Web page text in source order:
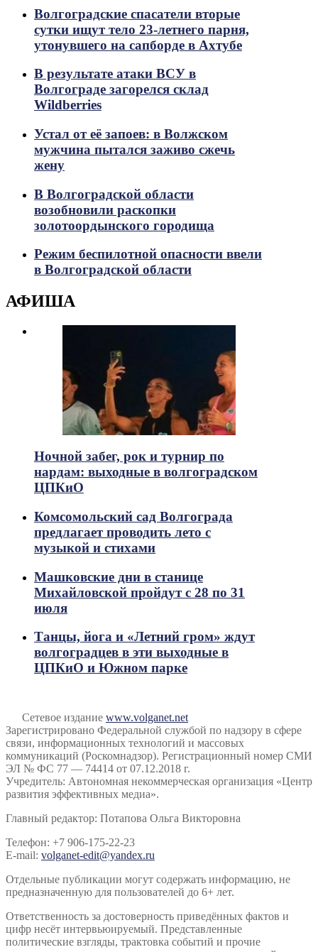
Волгоградские спасатели вторые
сутки ищут тело 23-летнего парня,
утонувшего на сапборде в Ахтубе
В результате атаки ВСУ в
Волгограде загорелся склад
Wildberries
Устал от её запоев: в Волжском
мужчина пытался заживо сжечь
жену
В Волгоградской области
возобновили раскопки
золотоордынского городища
Режим беспилотной опасности ввели
в Волгоградской области
АФИША
Ночной забег, рок и турнир по
нардам: выходные в волгоградском
ЦПКиО
Комсомольский сад Волгограда
предлагает проводить лето с
музыкой и стихами
Машковские дни в станице
Михайловской пройдут с 28 по 31
июля
Танцы, йога и «Летний гром» ждут
волгоградцев в эти выходные в
ЦПКиО и Южном парке
Сетевое издание www.volganet.net
Зарегистрировано Федеральной службой по надзору в сфере
связи, информационных технологий и массовых
коммуникаций (Роскомнадзор). Регистрационный номер СМИ
ЭЛ № ФС 77 — 74414 от 07.12.2018 г.
Учредитель: Автономная некоммерческая организация «Центр
развития эффективных медиа».
Главный редактор: Потапова Ольга Викторовна
Телефон: +7 906-175-22-23
E-mail: volganet-edit@yandex.ru
Отдельные публикации могут содержать информацию, не
предназначенную для пользователей до 6+ лет.
Ответственность за достоверность приведённых фактов и
цифр несёт интервьюируемый. Представленные
политические взгляды, трактовка событий и прочие